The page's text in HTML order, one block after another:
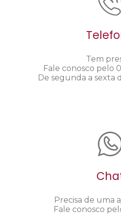
Tem
Fale conosco pelo
De segunda a sexta
Precisa de uma
Fale conosco